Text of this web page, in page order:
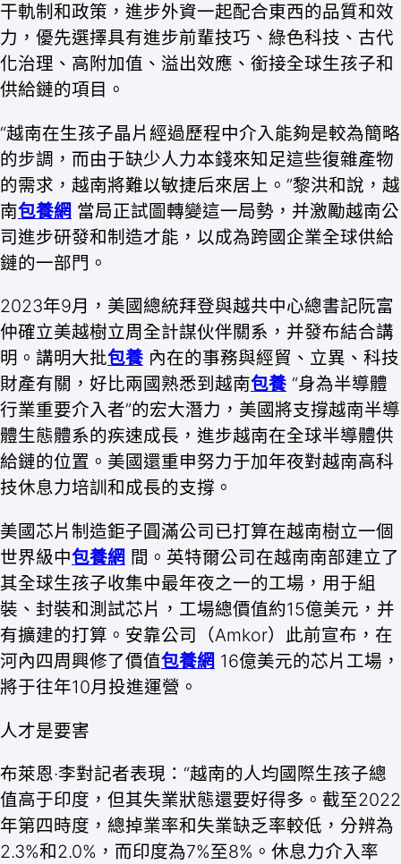
干軌制和政策，進步外資一起配合東西的品質和效
力，優先選擇具有進步前輩技巧、綠色科技、古代
化治理、高附加值、溢出效應、銜接全球生孩子和
供給鏈的項目。
“越南在生孩子晶片經過歷程中介入能夠是較為簡略
的步調，而由于缺少人力本錢來知足這些復雜產物
的需求，越南將難以敏捷后來居上。”黎洪和說，越
南包養網 當局正試圖轉變這一局勢，并激勵越南公
司進步研發和制造才能，以成為跨國企業全球供給
鏈的一部門。
2023年9月，美國總統拜登與越共中心總書記阮富
仲確立美越樹立周全計謀伙伴關系，并發布結合講
明。講明大批包養 內在的事務與經貿、立異、科技
財產有關，好比兩國熟悉到越南包養 “身為半導體
行業重要介入者”的宏大潛力，美國將支撐越南半導
體生態體系的疾速成長，進步越南在全球半導體供
給鏈的位置。美國還重申努力于加年夜對越南高科
技休息力培訓和成長的支撐。
美國芯片制造鉅子圓滿公司已打算在越南樹立一個
世界級中包養網 間。英特爾公司在越南南部建立了
其全球生孩子收集中最年夜之一的工場，用于組
裝、封裝和測試芯片，工場總價值約15億美元，并
有擴建的打算。安靠公司（Amkor）此前宣布，在
河內四周興修了價值包養網 16億美元的芯片工場，
將于往年10月投進運營。
人才是要害
布萊恩·李對記者表現：“越南的人均國際生孩子總
值高于印度，但其失業狀態還要好得多。截至2022
年第四時度，總掉業率和失業缺乏率較低，分辨為
2.3%和2.0%，而印度為7%至8%。休息力介入率